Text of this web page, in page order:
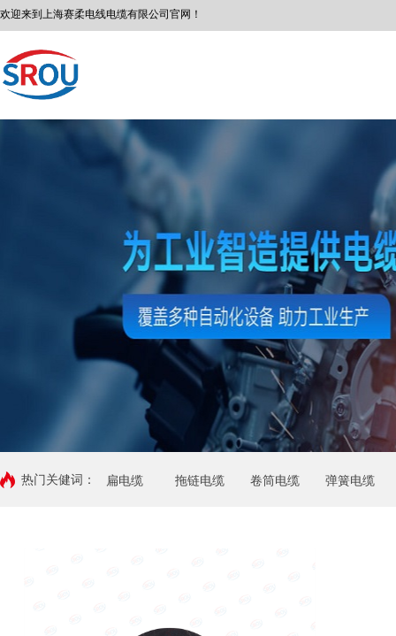
欢迎来到 上海赛柔电线电缆有限公司 官网！
热门关健词： 扁电缆 拖链电缆 卷筒电缆 弹簧电缆